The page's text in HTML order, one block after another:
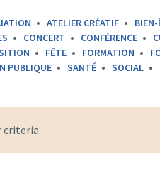
ATELIER CRÉATIF BIEN-
CONCERT CONFÉRENCE
FÊTE FORMATION
PUBLIQUE SANTÉ SOCIAL
criteria